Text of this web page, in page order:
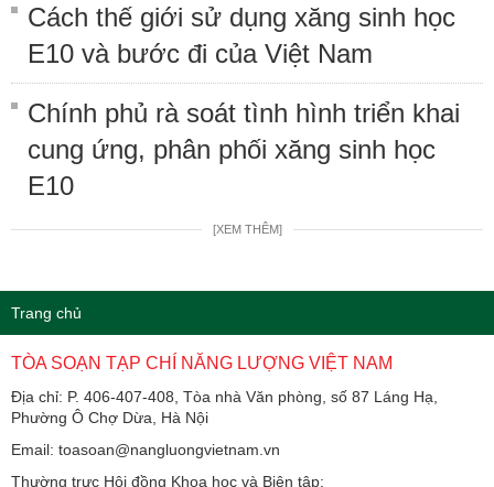
Cách thế giới sử dụng xăng sinh học
E10 và bước đi của Việt Nam
Chính phủ rà soát tình hình triển khai
cung ứng, phân phối xăng sinh học
E10
[XEM THÊM]
Trang chủ
TÒA SOẠN TẠP CHÍ NĂNG LƯỢNG VIỆT NAM
Địa chỉ: P. 406-407-408, Tòa nhà Văn phòng, số 87 Láng Hạ,
Phường Ô Chợ Dừa, Hà Nội
Email: toasoan@nangluongvietnam.vn
Thường trực Hội đồng Khoa học và Biên tập: